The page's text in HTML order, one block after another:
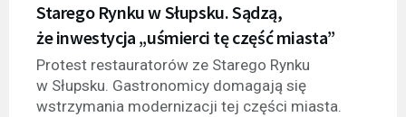
Starego Rynku w Słupsku. Sądzą,
że inwestycja „uśmierci tę część miasta”
Protest restauratorów ze Starego Rynku
w Słupsku. Gastronomicy domagają się
wstrzymania modernizacji tej części miasta.